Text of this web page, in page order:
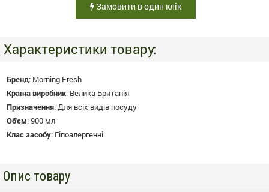
Замовити в один клік
Характеристики товару:
Бренд: Morning Fresh
Країна виробник: Велика Британія
Призначення:Для всіх видів посуду
Об'єм:900 мл
Клас засобу: Гіпоалергенні
Опис товару